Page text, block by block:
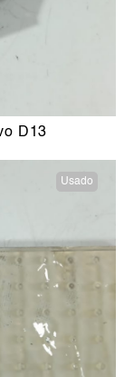
D13
Usado